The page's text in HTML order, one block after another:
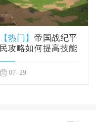
【热门】帝国战纪平
民攻略如何提高技能
07-29